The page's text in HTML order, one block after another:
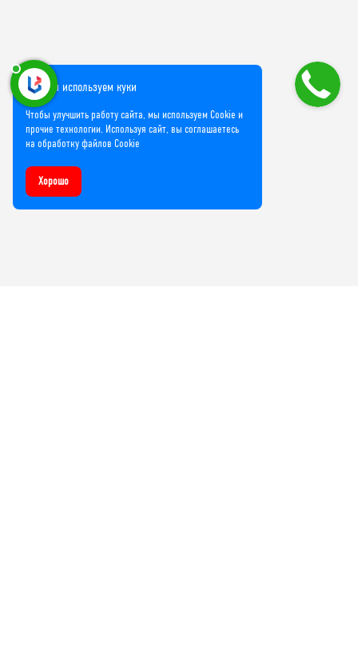
Мы используем куки
Чтобы улучшить работу сайта, мы используем Cookie и
прочие технологии. Используя сайт, вы соглашаетесь
на обработку файлов Cookie
Хорошо